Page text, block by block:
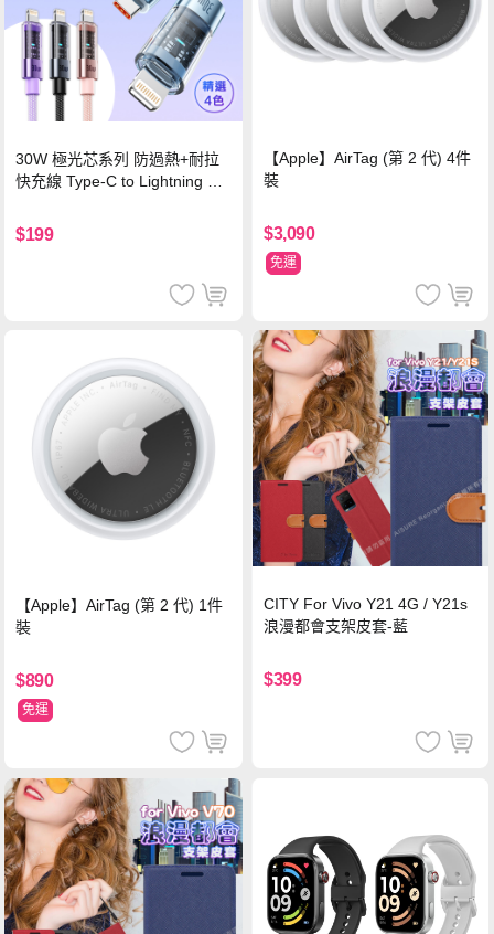
30W 極光芯系列 防過熱+耐拉
快充線 Type-C to Lightning 傳
$199
【Apple】AirTag (第 2 代) 4件
裝
$3,090
免運
【Apple】AirTag (第 2 代) 1件
裝
$890
免運
CITY For Vivo Y21 4G / Y21s
浪漫都會支架皮套-藍
$399